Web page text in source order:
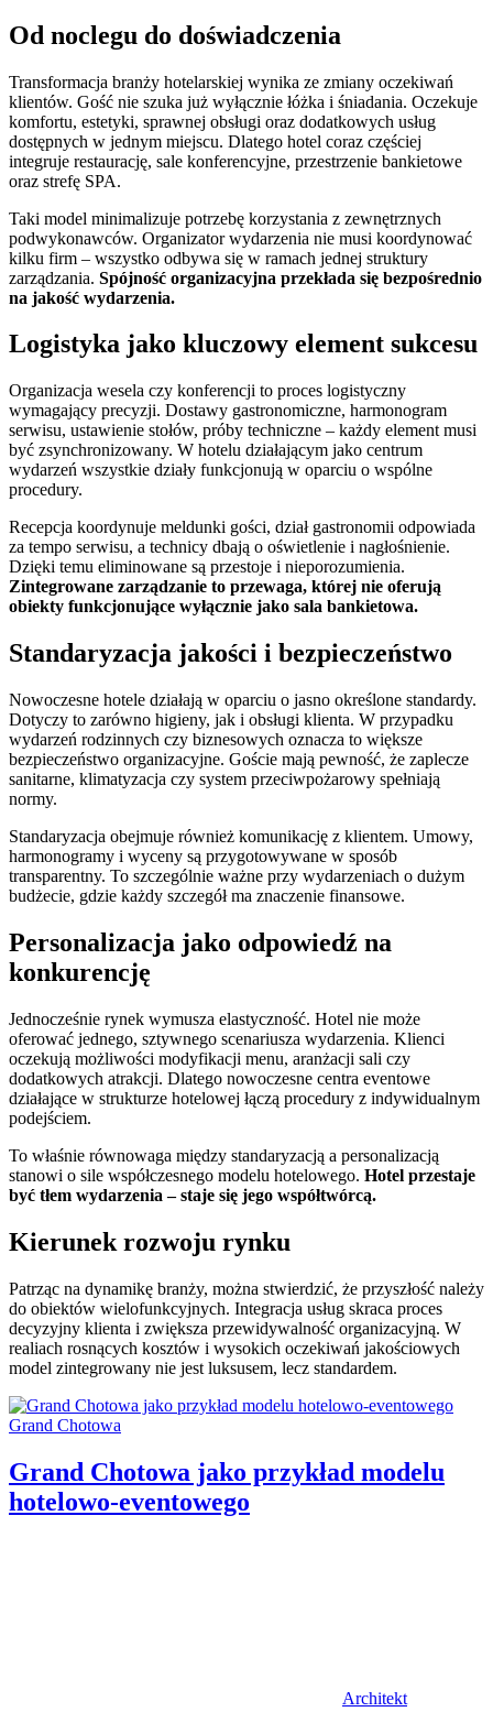
Od noclegu do doświadczenia
Transformacja branży hotelarskiej wynika ze zmiany oczekiwań
klientów. Gość nie szuka już wyłącznie łóżka i śniadania. Oczekuje
komfortu, estetyki, sprawnej obsługi oraz dodatkowych usług
dostępnych w jednym miejscu. Dlatego hotel coraz częściej
integruje restaurację, sale konferencyjne, przestrzenie bankietowe
oraz strefę SPA.
Taki model minimalizuje potrzebę korzystania z zewnętrznych
podwykonawców. Organizator wydarzenia nie musi koordynować
kilku firm – wszystko odbywa się w ramach jednej struktury
zarządzania. Spójność organizacyjna przekłada się bezpośrednio
na jakość wydarzenia.
Logistyka jako kluczowy element sukcesu
Organizacja wesela czy konferencji to proces logistyczny
wymagający precyzji. Dostawy gastronomiczne, harmonogram
serwisu, ustawienie stołów, próby techniczne – każdy element musi
być zsynchronizowany. W hotelu działającym jako centrum
wydarzeń wszystkie działy funkcjonują w oparciu o wspólne
procedury.
Recepcja koordynuje meldunki gości, dział gastronomii odpowiada
za tempo serwisu, a technicy dbają o oświetlenie i nagłośnienie.
Dzięki temu eliminowane są przestoje i nieporozumienia.
Zintegrowane zarządzanie to przewaga, której nie oferują
obiekty funkcjonujące wyłącznie jako sala bankietowa.
Standaryzacja jakości i bezpieczeństwo
Nowoczesne hotele działają w oparciu o jasno określone standardy.
Dotyczy to zarówno higieny, jak i obsługi klienta. W przypadku
wydarzeń rodzinnych czy biznesowych oznacza to większe
bezpieczeństwo organizacyjne. Goście mają pewność, że zaplecze
sanitarne, klimatyzacja czy system przeciwpożarowy spełniają
normy.
Standaryzacja obejmuje również komunikację z klientem. Umowy,
harmonogramy i wyceny są przygotowywane w sposób
transparentny. To szczególnie ważne przy wydarzeniach o dużym
budżecie, gdzie każdy szczegół ma znaczenie finansowe.
Personalizacja jako odpowiedź na
konkurencję
Jednocześnie rynek wymusza elastyczność. Hotel nie może
oferować jednego, sztywnego scenariusza wydarzenia. Klienci
oczekują możliwości modyfikacji menu, aranżacji sali czy
dodatkowych atrakcji. Dlatego nowoczesne centra eventowe
działające w strukturze hotelowej łączą procedury z indywidualnym
podejściem.
To właśnie równowaga między standaryzacją a personalizacją
stanowi o sile współczesnego modelu hotelowego. Hotel przestaje
być tłem wydarzenia – staje się jego współtwórcą.
Kierunek rozwoju rynku
Patrząc na dynamikę branży, można stwierdzić, że przyszłość należy
do obiektów wielofunkcyjnych. Integracja usług skraca proces
decyzyjny klienta i zwiększa przewidywalność organizacyjną. W
realiach rosnących kosztów i wysokich oczekiwań jakościowych
model zintegrowany nie jest luksusem, lecz standardem.
Categories:
Grand Chotowa
Grand Chotowa jako przykład modelu
hotelowo-eventowego
Architekt